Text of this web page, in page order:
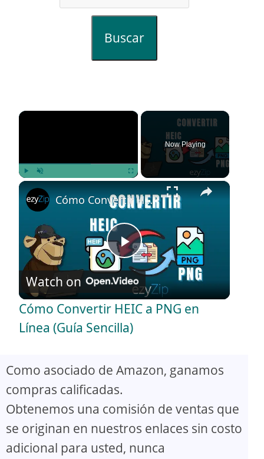
Buscar
×
Now Playing
×
P
l
a
y
V
i
Cómo Convertir HEIC a PNG en Línea (Guía Sencilla)
Watch on
Cómo Convertir HEIC a PNG en
Línea (Guía Sencilla)
Como asociado de Amazon, ganamos
compras calificadas.
Obtenemos una comisión de ventas que
se originan en nuestros enlaces sin costo
adicional para usted, nunca